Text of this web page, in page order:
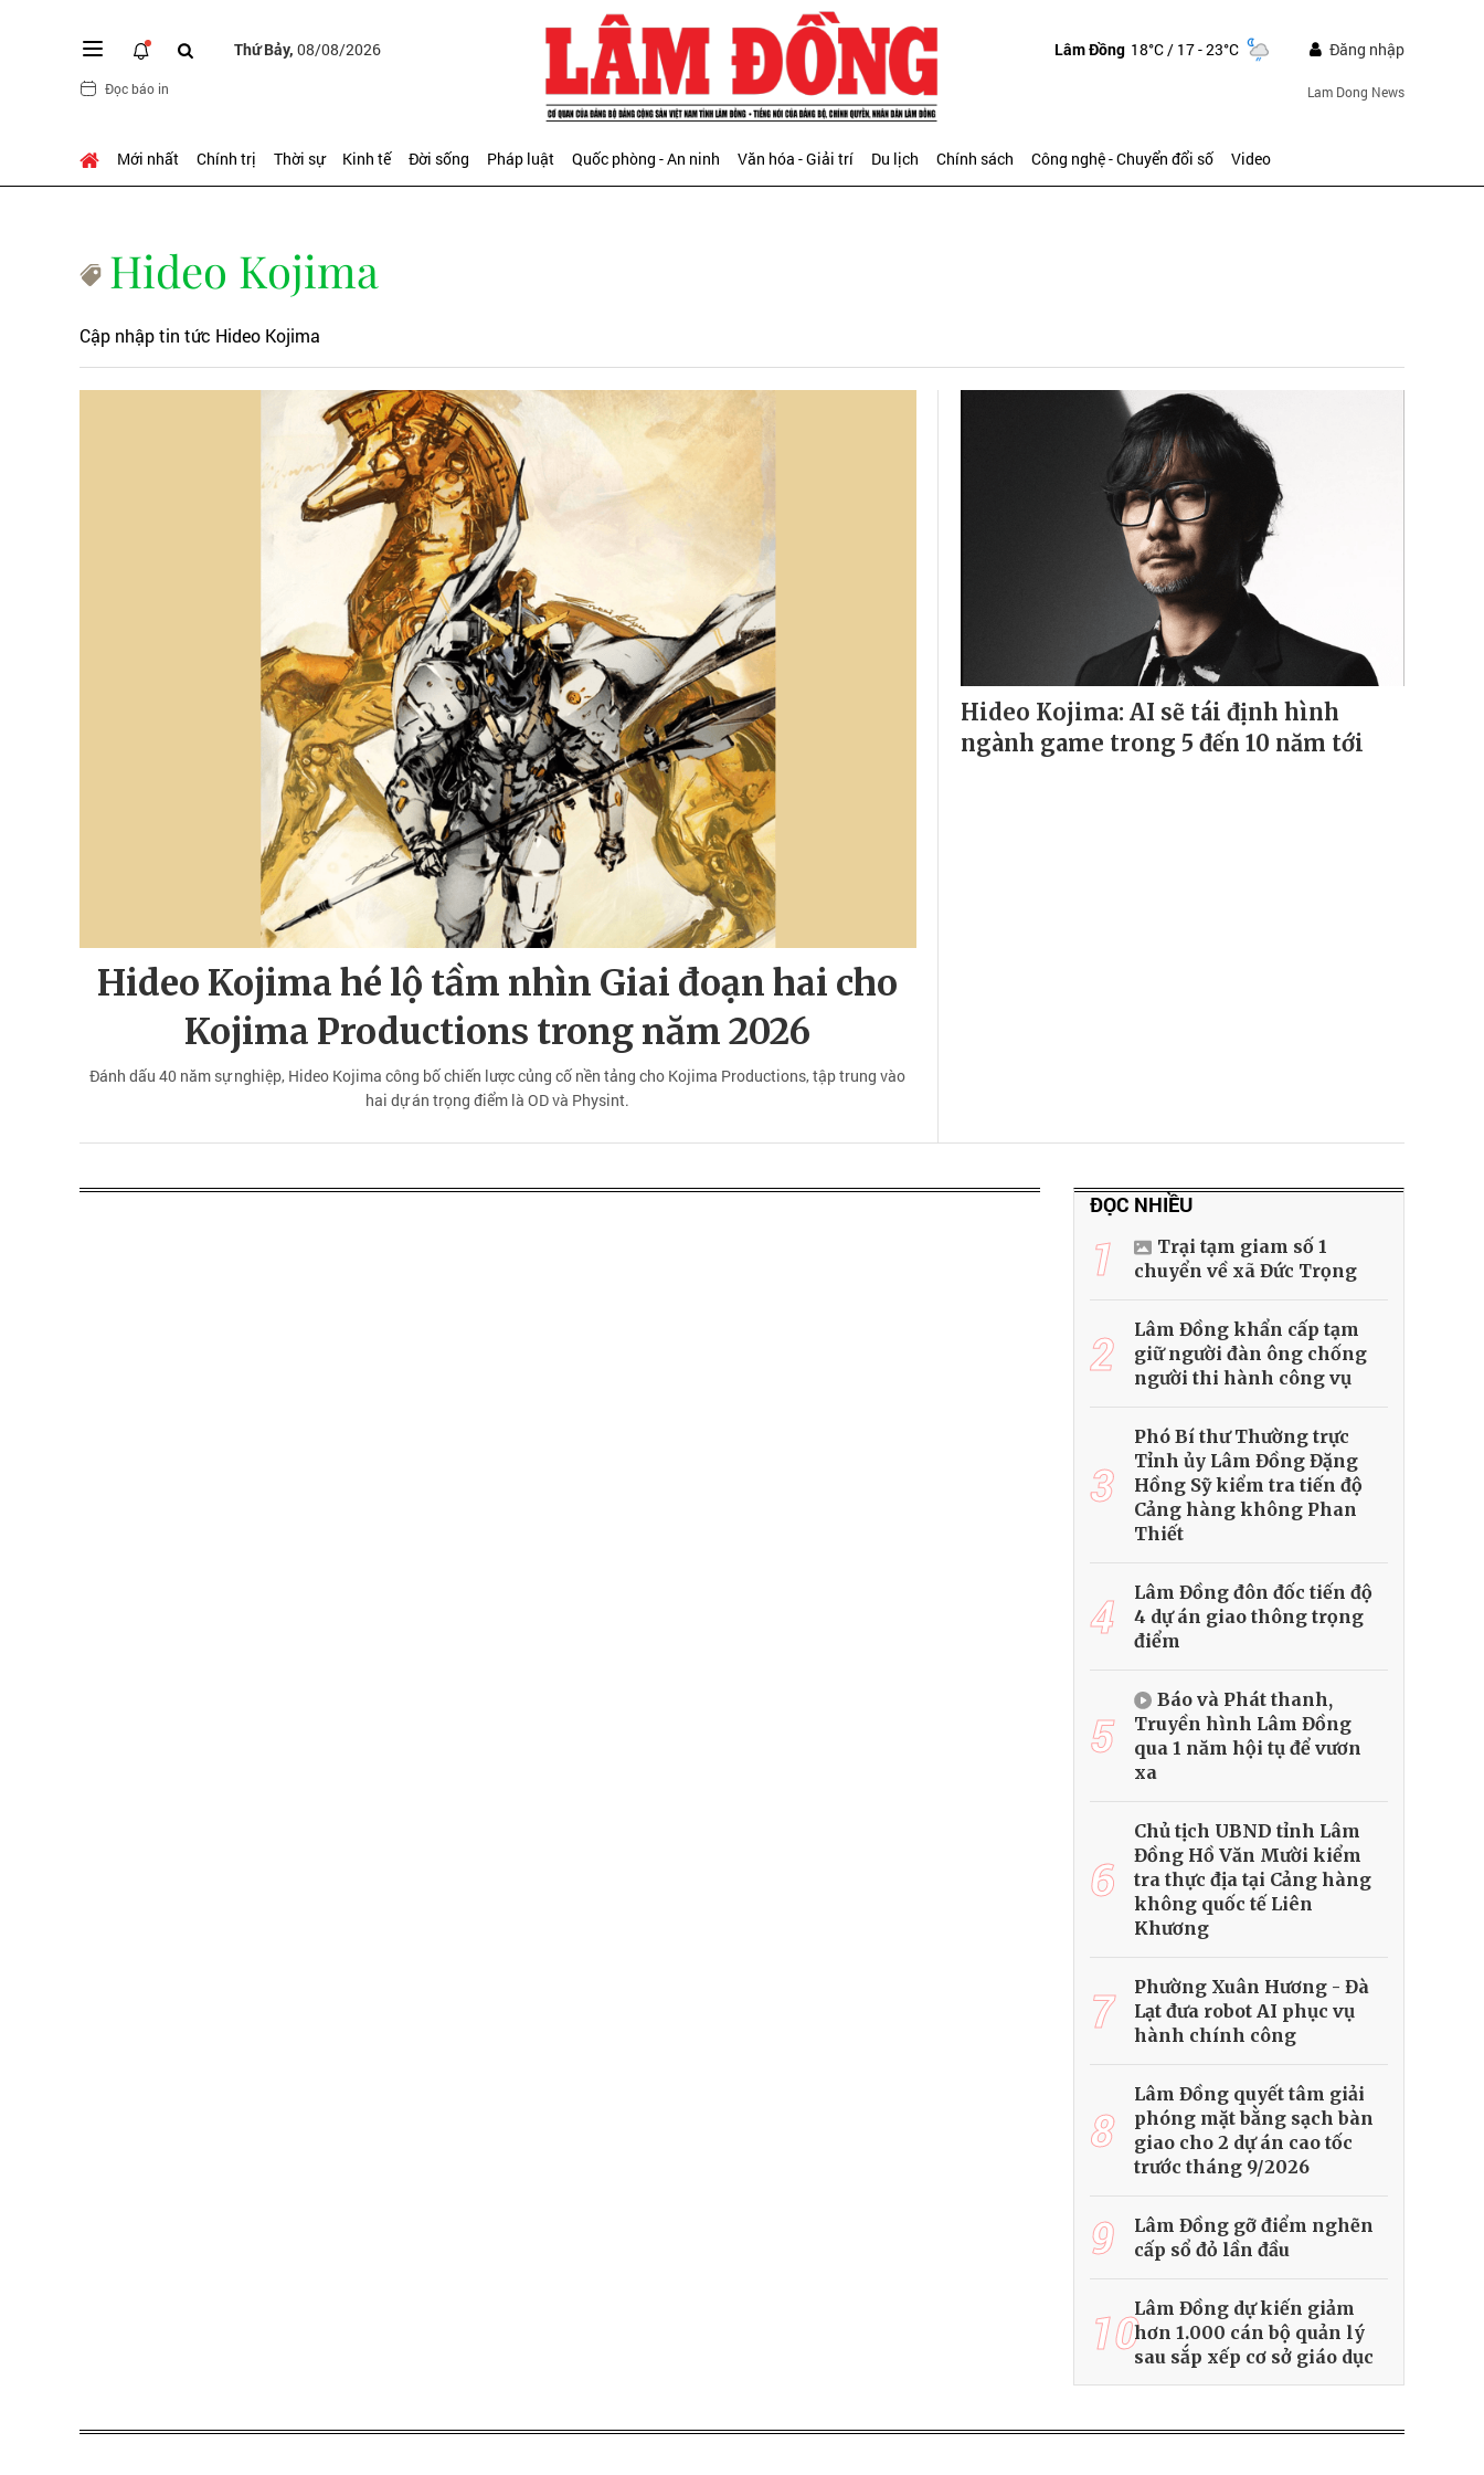
Thứ Bảy, 08/08/2026
Đọc báo in
Lâm Đồng 18°C/ 17 - 23°C Đăng nhập
Lam Dong News
Mới nhất Chính trị Thời sự Kinh tế Đời sống Pháp luật Quốc phòng - An ninh Văn hóa - Giải trí Du lịch Chính sách Công nghệ - Chuyển đổi số Video
Hideo Kojima
Cập nhập tin tức Hideo Kojima
Hideo Kojima hé lộ tầm nhìn Giai đoạn hai cho
Kojima Productions trong năm 2026
Đánh dấu 40 năm sự nghiệp, Hideo Kojima công bố chiến lược củng cố nền tảng cho Kojima Productions, tập trung vào
hai dự án trọng điểm là OD và Physint.
Hideo Kojima: AI sẽ tái định hình
ngành game trong 5 đến 10 năm tới
ĐỌC NHIỀU
1
Trại tạm giam số 1
chuyển về xã Đức Trọng
2
Lâm Đồng khẩn cấp tạm
giữ người đàn ông chống
người thi hành công vụ
3
Phó Bí thư Thường trực
Tỉnh ủy Lâm Đồng Đặng
Hồng Sỹ kiểm tra tiến độ
Cảng hàng không Phan
Thiết
4
Lâm Đồng đôn đốc tiến độ
4 dự án giao thông trọng
điểm
5
Báo và Phát thanh,
Truyền hình Lâm Đồng
qua 1 năm hội tụ để vươn
xa
6
Chủ tịch UBND tỉnh Lâm
Đồng Hồ Văn Mười kiểm
tra thực địa tại Cảng hàng
không quốc tế Liên
Khương
7
Phường Xuân Hương - Đà
Lạt đưa robot AI phục vụ
hành chính công
8
Lâm Đồng quyết tâm giải
phóng mặt bằng sạch bàn
giao cho 2 dự án cao tốc
trước tháng 9/2026
9
Lâm Đồng gỡ điểm nghẽn
cấp sổ đỏ lần đầu
10Lâm Đồng dự kiến giảm
hơn 1.000 cán bộ quản lý
sau sắp xếp cơ sở giáo dục